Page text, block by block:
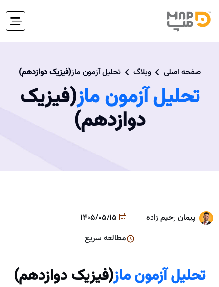
صفحه اصلی وبلاگ تحلیل آزمون ماز(فیزیک دوازدهم)
تحلیل آزمون ماز(فیزیک
دوازدهم)
پیمان رحیم زاده
مطالعه سریع
تحلیل آزمون ماز(فیزیک دوازدهم)